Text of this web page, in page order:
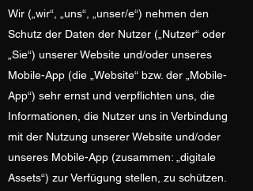
Wir („wir“, „uns“, „unser/e“) nehmen den
Schutz der Daten der Nutzer („Nutzer“ oder
„Sie“) unserer Website und/oder unseres
Mobile-App (die „Website“ bzw. der „Mobile-
App“) sehr ernst und verpflichten uns, die
Informationen, die Nutzer uns in Verbindung
mit der Nutzung unserer Website und/oder
unseres Mobile-App (zusammen: „digitale
Assets“) zur Verfügung stellen, zu schützen.